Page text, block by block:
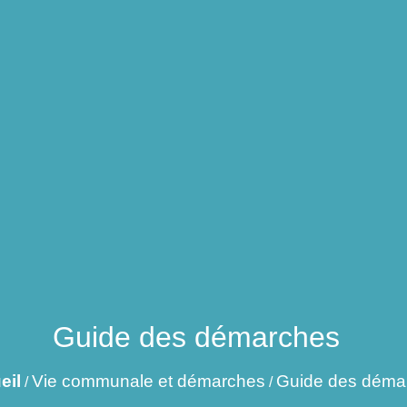
Guide des démarches
/Vie communale et démarches / Guide des